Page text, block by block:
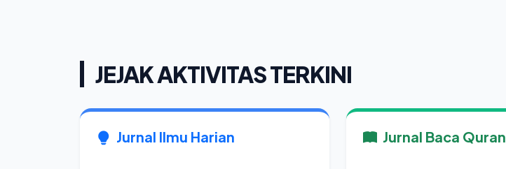
JEJAK AKTIVITAS TERKINI
Jurnal Ilmu Harian Jurnal Baca Quran